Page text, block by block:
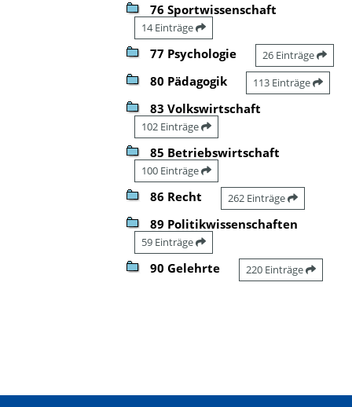
76 Sportwissenschaft
14 Einträge
77 Psychologie 26 Einträge
80 Pädagogik 113 Einträge
83 Volkswirtschaft
102 Einträge
85 Betriebswirtschaft
100 Einträge
86 Recht 262 Einträge
89 Politikwissenschaften
59 Einträge
90 Gelehrte 220 Einträge